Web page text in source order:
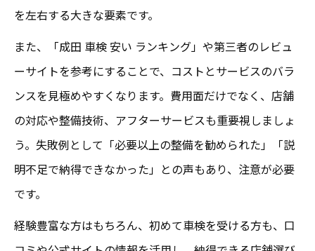
を左右する大きな要素です。
また、「成田 車検 安い ランキング」や第三者のレビュ
ーサイトを参考にすることで、コストとサービスのバラ
ンスを見極めやすくなります。費用面だけでなく、店舗
の対応や整備技術、アフターサービスも重要視しましょ
う。失敗例として「必要以上の整備を勧められた」「説
明不足で納得できなかった」との声もあり、注意が必要
です。
経験豊富な方はもちろん、初めて車検を受ける方も、口